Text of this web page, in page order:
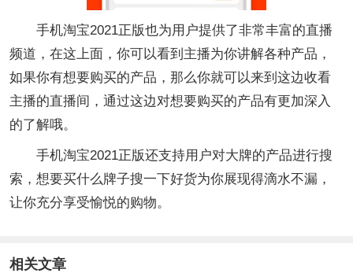
手机淘宝2021正版也为用户提供了非常丰富的直播
频道，在这上面，你可以看到主播为你讲解各种产品，
如果你有想要购买的产品，那么你就可以来到这边收看
主播的直播间，通过这边对想要购买的产品有更加深入
的了解哦。
手机淘宝2021正版还支持用户对大牌的产品进行搜
索，想要买什么牌子搜一下好货为你展现得滴水不漏，
让你充分享受愉悦的购物。
相关文章